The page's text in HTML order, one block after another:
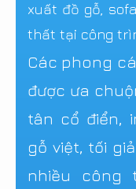
xuất đồ gỗ,
thất tại công
Các phong
được ưa
tân cổ điển,
gỗ việt, tối
nhiều công